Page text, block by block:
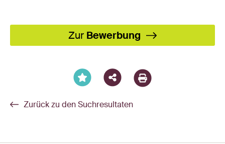
Zur Bewerbung
Facebook
X LinkedIn
XING
Zurück zu den Suchresultaten